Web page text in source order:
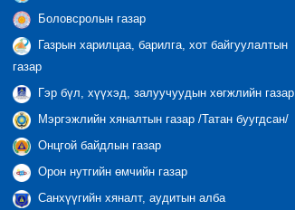
Боловсролын газар
Газрын харилцаа, барилга, хот байгуулалтын
газар
Гэр бүл, хүүхэд, залуучуудын хөгжлийн газар
Мэргэжлийн хяналтын газар /Татан буугдсан/
Онцгой байдлын газар
Орон нутгийн өмчийн газар
Санхүүгийн хяналт, аудитын алба